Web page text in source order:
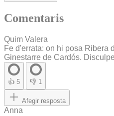
Comentaris
Quim Valera
Fe d'errata: on hi posa Ribera
Ginestarre de Cardós.
👍 5 👎 1
Afegir resposta
Anna